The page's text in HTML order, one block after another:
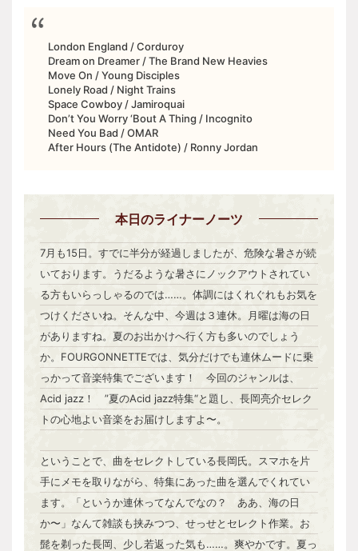
London England / Corduroy
Dream on Dreamer / The Brand New Heavies
Move On / Young Disciples
Lonely Road / Night Trains
Space Cowboy / Jamiroquai
Don’t You Worry ‘Bout A Thing / Incognito
Need You Bad / OMAR
After Hours (The Antidote) / Ronny Jordan
本日のライナーノーツ
7月も15日。すでに半分が経過しましたが、危険な暑さが続
いております。うだるような暑さにノックアウトされてい
る方もいらっしゃるのでは……。体調にはくれぐれもお気を
つけくださいね。そんな中、今週は３連休。月曜は海の日
がありますね。夏のお出かけへ行く方も多いのでしょう
か。FOURGONNETTEでは、気分だけでも連休ムードに乗
っかって音楽特集でございます！ 今回のジャンルは、
Acid jazz！ ”夏のAcid jazz特集“と題し、長岡亮介セレク
トの心地よい音楽をお届けしますよ〜。
ということで、曲をセレクトしている長岡氏。スマホを片
手にメモを取りながら、特集にあった曲を選んでくれてい
ます。「というか連休ってなんでなの？ ああ、海の日
か〜」なんて雑談も挟みつつ、せっせとセレクト作業。お
髭を剃った長岡、少し若返った気も……。爽やかです。夏っ